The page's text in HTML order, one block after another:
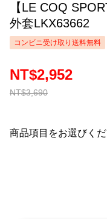
【LE COQ
外套LKX63662
コンビニ受け取り送料無料
NT$3,690
NT$2,952
商品項目をお選びく